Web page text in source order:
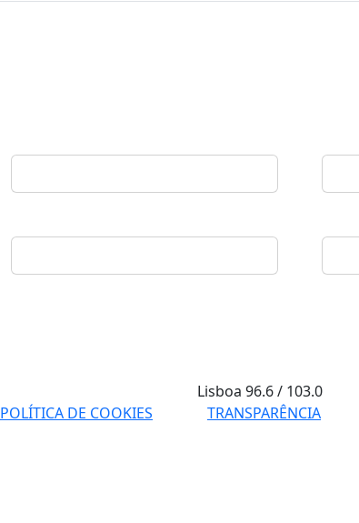
Lisboa96.6 / 103.0
POLÍTICA DE COOKIES TRANSPARÊNCIA